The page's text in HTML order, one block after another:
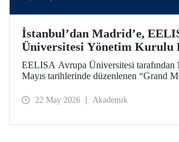
İstanbul’dan Madrid’e,
Üniversitesi Yönetim Kurulu
Devri
EELISA Avrupa Üniversitesi tarafından
Mayıs tarihlerinde düzenlenen “Grand
UPM’e geçti. İTÜ Rektörü Prof. Dr.
22 May 2026 Akademik